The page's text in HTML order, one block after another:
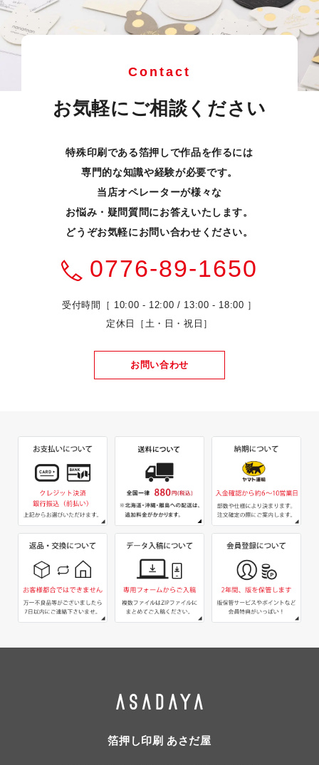
Contact
お気軽にご相談ください
特殊印刷である箔押しで作品を作るには
専門的な知識や経験が必要です。
当店オペレーターが様々な
お悩み・疑問質問にお答えいたします。
どうぞお気軽にお問い合わせください。
0776-89-1650
受付時間［ 10:00 - 12:00 / 13:00 - 18:00 ］
定休日［土・日・祝日］
お問い合わせ
箔押し印刷 あさだ屋